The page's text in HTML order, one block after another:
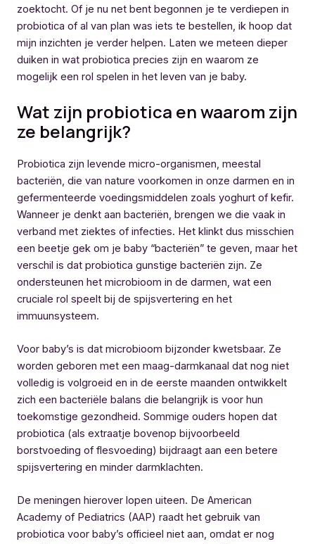
zoektocht. Of je nu net bent begonnen je te verdiepen in
probiotica of al van plan was iets te bestellen, ik hoop dat
mijn inzichten je verder helpen. Laten we meteen dieper
duiken in wat probiotica precies zijn en waarom ze
mogelijk een rol spelen in het leven van je baby.
Wat zijn probiotica en waarom zijn
ze belangrijk?
Probiotica zijn levende micro-organismen, meestal
bacteriën, die van nature voorkomen in onze darmen en in
gefermenteerde voedingsmiddelen zoals yoghurt of kefir.
Wanneer je denkt aan bacteriën, brengen we die vaak in
verband met ziektes of infecties. Het klinkt dus misschien
een beetje gek om je baby “bacteriën” te geven, maar het
verschil is dat probiotica gunstige bacteriën zijn. Ze
ondersteunen het microbioom in de darmen, wat een
cruciale rol speelt bij de spijsvertering en het
immuunsysteem.
Voor baby’s is dat microbioom bijzonder kwetsbaar. Ze
worden geboren met een maag-darmkanaal dat nog niet
volledig is volgroeid en in de eerste maanden ontwikkelt
zich een bacteriële balans die belangrijk is voor hun
toekomstige gezondheid. Sommige ouders hopen dat
probiotica (als extraatje bovenop bijvoorbeeld
borstvoeding of flesvoeding) bijdraagt aan een betere
spijsvertering en minder darmklachten.
De meningen hierover lopen uiteen. De American
Academy of Pediatrics (AAP) raadt het gebruik van
probiotica voor baby’s officieel niet aan, omdat er nog